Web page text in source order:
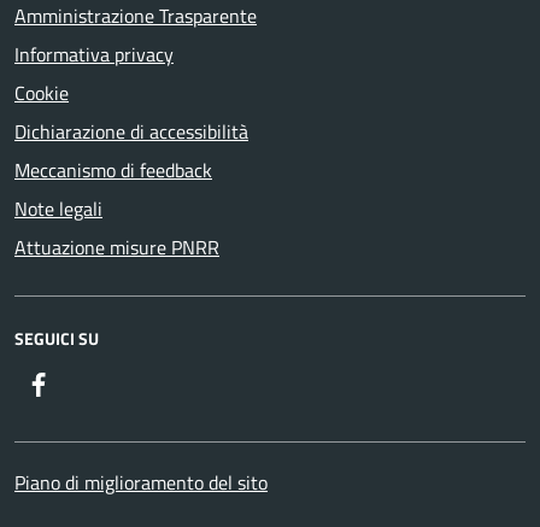
Amministrazione Trasparente
Informativa privacy
Cookie
Dichiarazione di accessibilità
Meccanismo di feedback
Note legali
Attuazione misure PNRR
SEGUICI SU
Piano di miglioramento del sito